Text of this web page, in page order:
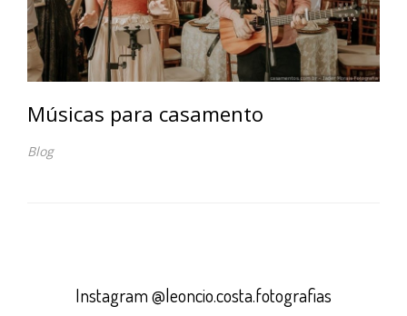
Músicas para casamento
Blog
Instagram @leoncio.costa.fotografias